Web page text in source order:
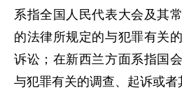
系指全国人民代表大会及其
的法律所规定的与犯罪有关
诉讼；在新西兰方面系指国
与犯罪有关的调查、起诉或者